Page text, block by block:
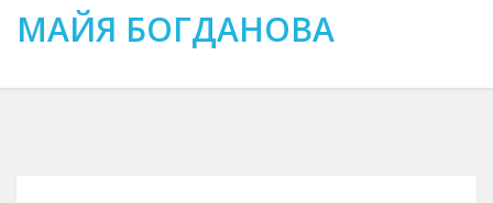
МАЙЯ БОГДАНОВА